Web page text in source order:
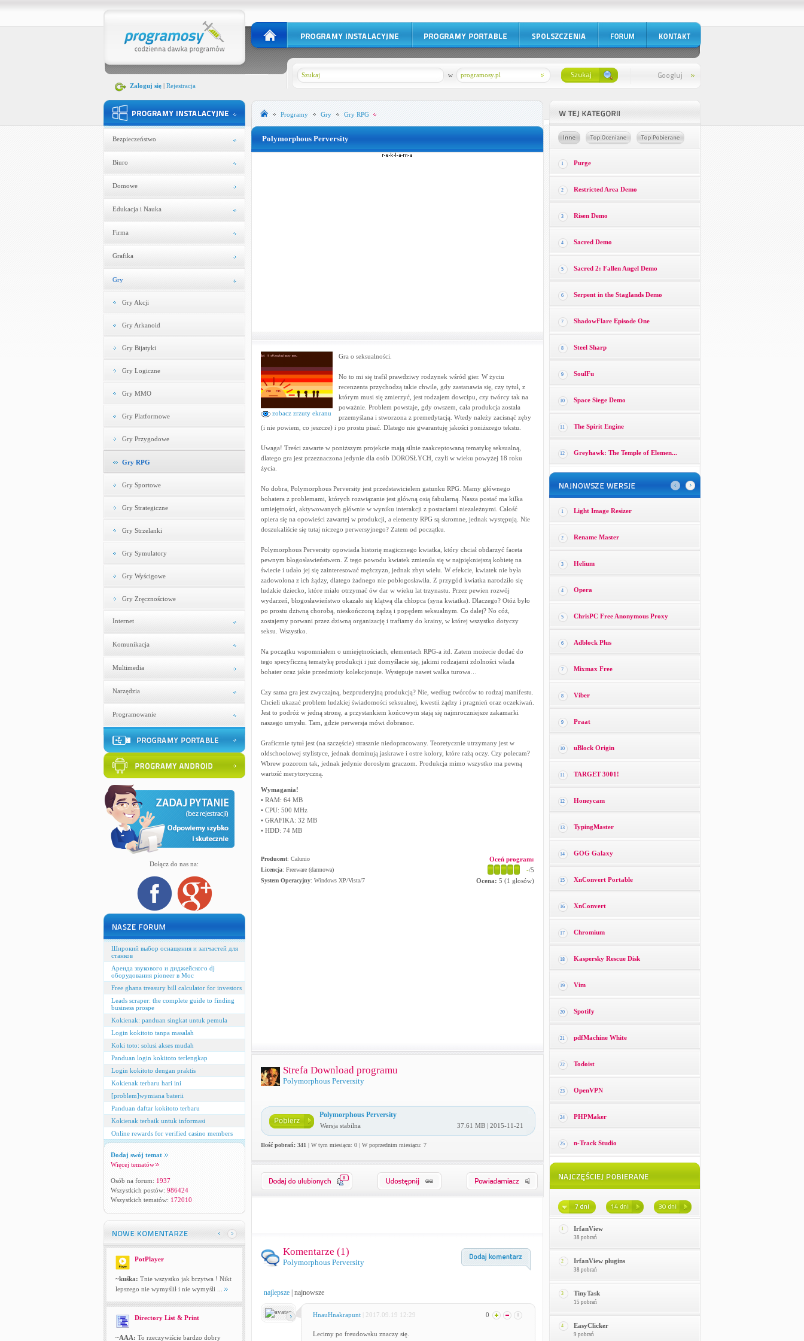
Zaloguj się| Rejestracja
programosy.pl
w
Bezpieczeństwo
Biuro
Domowe
Edukacja i Nauka
Firma
Grafika
Gry
Gry Akcji
Gry Arkanoid
Gry Bijatyki
Gry Logiczne
Gry MMO
Gry Platformowe
Gry Przygodowe
Gry RPG
Gry Sportowe
Gry Strategiczne
Gry Strzelanki
Gry Symulatory
Gry Wyścigowe
Gry Zręcznościowe
Internet
Komunikacja
Multimedia
Narzędzia
Programowanie
Dołącz do nas na:
Широкий выбор оснащения и запчастей для
станков
Аренда звукового и диджейского dj
оборудования pioneer в Мос
Free ghana treasury bill calculator for investors
Leads scraper: the complete guide to finding
business prospe
Kokienak: panduan singkat untuk pemula
Login kokitoto tanpa masalah
Koki toto: solusi akses mudah
Panduan login kokitoto terlengkap
Login kokitoto dengan praktis
Kokienak terbaru hari ini
[problem]wymiana baterii
Panduan daftar kokitoto terbaru
Kokienak terbaik untuk informasi
Online rewards for verified casino members
Dodaj swój temat
Więcej tematów
Osób na forum: 1937
Wszystkich postów: 986424
Wszystkich tematów: 172010
PotPlayer
~kuśka: Tnie wszystko jak brzytwa ! Nikt
lepszego nie wymyślił i nie wymyśli ...
Directory List & Print
~AAA: To rzeczywiście bardzo dobry
Programy Gry Gry RPG
Polymorphous Perversity
zobacz zrzuty ekranu
Gra o seksualności.
No to mi się trafił prawdziwy rodzynek wśród gier. W życiu
recenzenta przychodzą takie chwile, gdy zastanawia się, czy tytuł, z
którym musi się zmierzyć, jest rodzajem dowcipu, czy twórcy tak na
poważnie. Problem powstaje, gdy owszem, cała produkcja została
przemyślana i stworzona z premedytacją. Wtedy należy zacisnąć zęby
(i nie powiem, co jeszcze) i po prostu pisać. Dlatego nie gwarantuję jakości poniższego tekstu.
Uwaga! Treści zawarte w poniższym projekcie mają silnie zaakceptowaną tematykę seksualną,
dlatego gra jest przeznaczona jedynie dla osób DOROSŁYCH, czyli w wieku powyżej 18 roku
życia.
No dobra, Polymorphous Perversity jest przedstawicielem gatunku RPG. Mamy głównego
bohatera z problemami, których rozwiązanie jest główną osią fabularną. Nasza postać ma kilka
umiejętności, aktywowanych głównie w wyniku interakcji z postaciami niezależnymi. Całość
opiera się na opowieści zawartej w produkcji, a elementy RPG są skromne, jednak występują. Nie
doszukaliście się tutaj niczego perwersyjnego? Zatem od początku.
Polymorphous Perversity opowiada historię magicznego kwiatka, który chciał obdarzyć faceta
pewnym błogosławieństwem. Z tego powodu kwiatek zmieniła się w najpiękniejszą kobietę na
świecie i udało jej się zainteresować mężczyzn, jednak zbyt wielu. W efekcie, kwiatek nie była
zadowolona z ich żądzy, dlatego żadnego nie pobłogosławiła. Z przygód kwiatka narodziło się
ludzkie dziecko, które miało otrzymać ów dar w wieku lat trzynastu. Przez pewien rozwój
wydarzeń, błogosławieństwo okazało się klątwą dla chłopca (syna kwiatka). Dlaczego? Otóż było
po prostu dziwną chorobą, nieskończoną żądzą i popędem seksualnym. Co dalej? No cóż,
zostajemy porwani przez dziwną organizację i trafiamy do krainy, w której wszystko dotyczy
seksu. Wszystko.
Na początku wspomniałem o umiejętnościach, elementach RPG-a itd. Zatem możecie dodać do
tego specyficzną tematykę produkcji i już domyślacie się, jakimi rodzajami zdolności włada
bohater oraz jakie przedmioty kolekcjonuje. Występuje nawet walka turowa…
Czy sama gra jest zwyczajną, bezpruderyjną produkcją? Nie, według twórców to rodzaj manifestu.
Chcieli ukazać problem ludzkiej świadomości seksualnej, kwestii żądzy i pragnień oraz oczekiwań.
Jest to podróż w jedną stronę, a przystankiem końcowym stają się najmroczniejsze zakamarki
naszego umysłu. Tam, gdzie perwersja mówi dobranoc.
Graficznie tytuł jest (na szczęście) strasznie niedopracowany. Teoretycznie utrzymany jest w
oldschoolowej stylistyce, jednak dominują jaskrawe i ostre kolory, które rażą oczy. Czy polecam?
Wbrew pozorom tak, jednak jedynie dorosłym graczom. Produkcja mimo wszystko ma pewną
wartość merytoryczną.
Wymagania!
• RAM: 64 MB
• CPU: 500 MHz
• GRAFIKA: 32 MB
• HDD: 74 MB
Producent: Calunio
Licencja: Freeware (darmowa)
System Operacyjny: Windows XP/Vista/7
Oceń program:
-/5
Ocena: 5 (1 głosów)
Strefa Download programu
Polymorphous Perversity
Polymorphous Perversity
Wersja stabilna 37.61 MB | 2015-11-21
Ilość pobrań: 341 | W tym miesiącu: 0 | W poprzednim miesiącu: 7
0
Komentarze (1)
Polymorphous Perversity
najlepsze| najnowsze
HnauHnakrapunt | 2017.09.19 12:29 0
Lecimy po freudowsku znaczy się.
1 Purge
2 Restricted Area Demo
3 Risen Demo
4 Sacred Demo
5 Sacred 2: Fallen Angel Demo
6 Serpent in the Staglands Demo
7 ShadowFlare Episode One
8 Steel Sharp
9 SoulFu
10 Space Siege Demo
11 The Spirit Engine
12 Greyhawk: The Temple of Elemen...
1 Light Image Resizer
2 Rename Master
3 Helium
4 Opera
5 ChrisPC Free Anonymous Proxy
6 Adblock Plus
7 Mixmax Free
8 Viber
9 Praat
10 uBlock Origin
11 TARGET 3001!
12 Honeycam
13 TypingMaster
14 GOG Galaxy
15 XnConvert Portable
16 XnConvert
17 Chromium
18 Kaspersky Rescue Disk
19 Vim
20 Spotify
21 pdfMachine White
22 Todoist
23 OpenVPN
24 PHPMaker
25 n-Track Studio
1 IrfanView
38 pobrań
2 IrfanView plugins
38 pobrań
3 TinyTask
15 pobrań
4 EasyClicker
9 pobrań